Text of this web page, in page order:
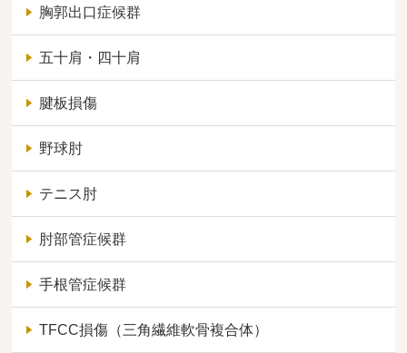
胸郭出口症候群
五十肩・四十肩
腱板損傷
野球肘
テニス肘
肘部管症候群
手根管症候群
TFCC損傷（三角繊維軟骨複合体）